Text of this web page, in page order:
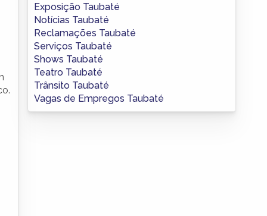
Exposição Taubaté
Notícias Taubaté
Reclamações Taubaté
Serviços Taubaté
Shows Taubaté
Teatro Taubaté
Trânsito Taubaté
Vagas de Empregos Taubaté